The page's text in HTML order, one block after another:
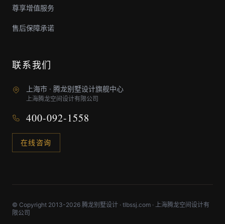
尊享增值服务
售后保障承诺
联系我们
上海市 · 腾龙别墅设计旗舰中心
上海腾龙空间设计有限公司
400-092-1558
在线咨询
© Copyright 2013-2026 腾龙别墅设计 · tlbssj.com · 上海腾龙空间设计有
限公司